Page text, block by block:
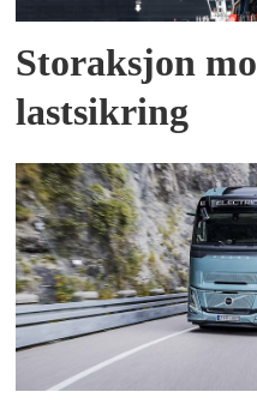
Storaksjon
lastsikring